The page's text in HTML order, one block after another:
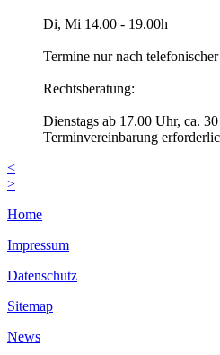
Di, Mi 14.00 - 19.00h
Termine nur nach
Rechtsberatung:
Dienstags ab 17.00 Uhr, ca.
Terminvereinbarung
<
>
Home
Impressum
Datenschutz
Sitemap
News